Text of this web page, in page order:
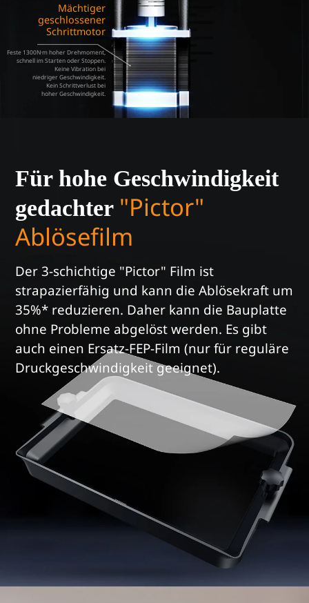
Mächtiger
geschlossener
Schrittmotor
Feste 1300N·m hoher Drehmoment,
schnell im Starten oder Stoppen.
Keine Vibration bei
niedriger Geschwindigkeit.
Kein Schrittverlust bei
hoher Geschwindigkeit.
Für hohe Geschwindigkeit
gedachter "Pictor"
Ablösefilm
Der 3-schichtige "Pictor" Film ist
strapazierfähig und kann die Ablösekraft um
35%* reduzieren. Daher kann die Bauplatte
ohne Probleme abgelöst werden. Es gibt
auch einen Ersatz-FEP-Film (nur für reguläre
Druckgeschwindigkeit geeignet).